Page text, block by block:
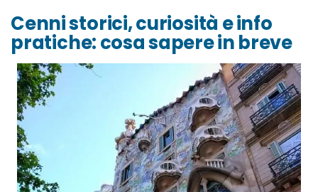
Cenni storici, curiosità e info
pratiche: cosa sapere in breve